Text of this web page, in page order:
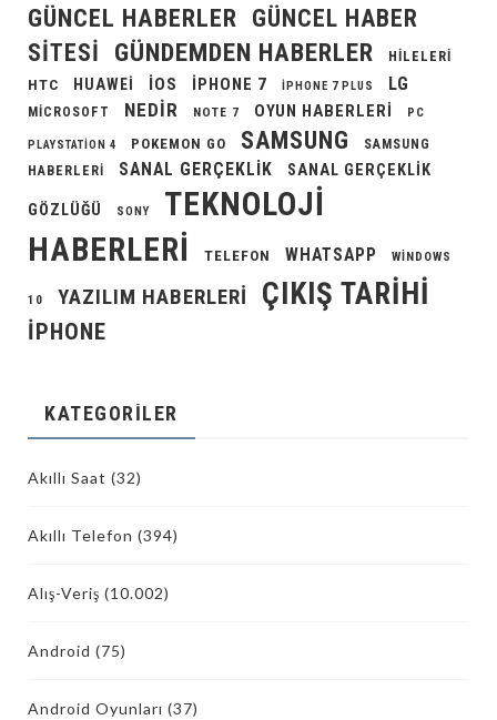
GÜNCEL HABERLER
GÜNCEL HABER
SITESI
GÜNDEMDEN HABERLER
HILELERI
HTC
HUAWEI IOS IPHONE 7 IPHONE 7 PLUS LG
MICROSOFT NEDIR NOTE 7 OYUN HABERLERI PC
PLAYSTATION 4 POKEMON GO SAMSUNG
SAMSUNG
HABERLERI
SANAL GERÇEKLIK SANAL GERÇEKLIK
GÖZLÜĞÜ SONY
TEKNOLOJI
HABERLERI
TELEFON WHATSAPP WINDOWS
10 YAZILIM HABERLERI ÇIKIŞ TARIHI
İPHONE
KATEGORILER
Akıllı Saat (32)
Akıllı Telefon (394)
Alış-Veriş (10.002)
Android (75)
Android Oyunları (37)